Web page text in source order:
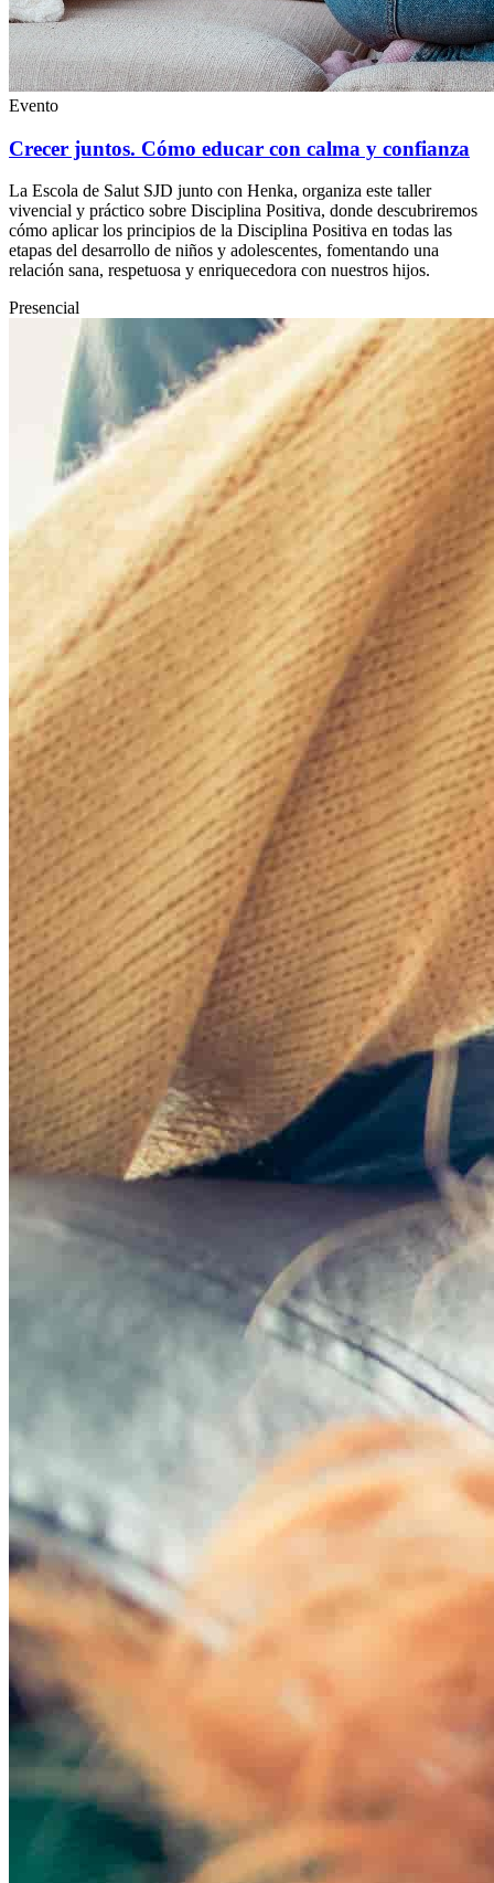
Evento
Crecer juntos. Cómo educar con calma y confianza
La Escola de Salut SJD junto con Henka, organiza este taller
vivencial y práctico sobre Disciplina Positiva, donde descubriremos
cómo aplicar los principios de la Disciplina Positiva en todas las
etapas del desarrollo de niños y adolescentes, fomentando una
relación sana, respetuosa y enriquecedora con nuestros hijos.
Presencial